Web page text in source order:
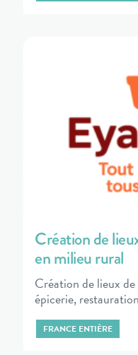
Création de
en milieu rural
Création de lieux
épicerie,
FRANCE ENTIÈRE